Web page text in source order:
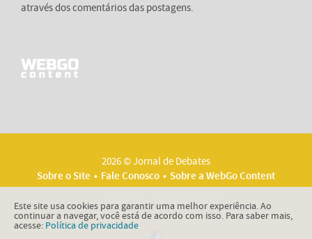
através dos comentários das postagens.
2026 © Jornal de Debates
Sobre o Site
Fale Conosco
Sobre a WebGo Content
Políticas
Termos de Uso
Este site usa cookies para garantir uma melhor experiência. Ao
continuar a navegar, você está de acordo com isso. Para saber mais,
acesse: Política de privacidade